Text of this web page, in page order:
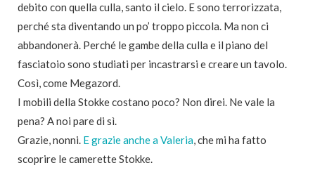
debito con quella culla, santo il cielo. E sono terrorizzata,
perché sta diventando un po’ troppo piccola. Ma non ci
abbandonerà. Perché le gambe della culla e il piano del
fasciatoio sono studiati per incastrarsi e creare un tavolo.
Così, come Megazord.
I mobili della Stokke costano poco? Non direi. Ne vale la
pena? A noi pare di sì.
Grazie, nonni. E grazie anche a Valeria, che mi ha fatto
scoprire le camerette Stokke.